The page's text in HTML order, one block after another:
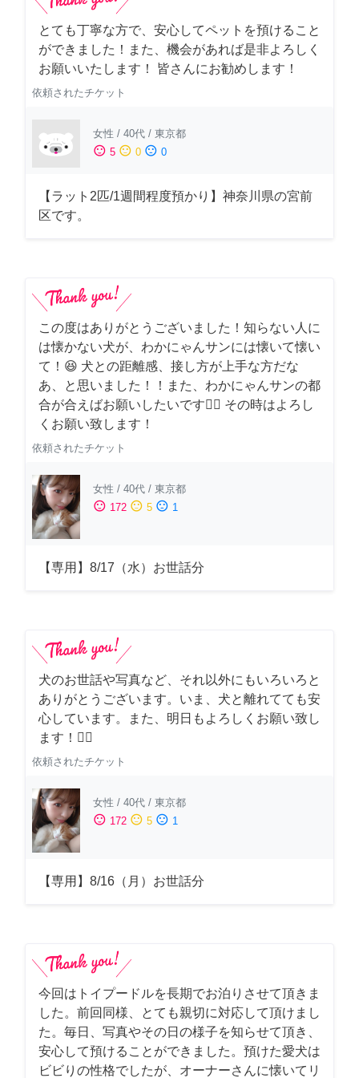
とても丁寧な方で、安心してペットを預けること
ができました！また、機会があれば是非よろしく
お願いいたします！ 皆さんにお勧めします！
依頼されたチケット
女性 / 40代 / 東京都
sentiment_satisfied 5 sentiment_neutral 0 sentiment_dissatisfied 0
【ラット2匹/1週間程度預かり】神奈川県の宮前
区です。
この度はありがとうございました！知らない人に
は懐かない犬が、わかにゃんサンには懐いて懐い
て！😆 犬との距離感、接し方が上手な方だな
あ、と思いました！！また、わかにゃんサンの都
合が合えばお願いしたいです🙇‍♂️ その時はよろし
くお願い致します！
依頼されたチケット
女性 / 40代 / 東京都
sentiment_satisfied 172 sentiment_neutral 5 sentiment_dissatisfied 1
【専用】8/17（水）お世話分
犬のお世話や写真など、それ以外にもいろいろと
ありがとうございます。いま、犬と離れてても安
心しています。また、明日もよろしくお願い致し
ます！🙇‍♂️
依頼されたチケット
女性 / 40代 / 東京都
sentiment_satisfied 172 sentiment_neutral 5 sentiment_dissatisfied 1
【専用】8/16（月）お世話分
今回はトイプードルを長期でお泊りさせて頂きま
した。前回同様、とても親切に対応して頂けまし
た。毎日、写真やその日の様子を知らせて頂き、
安心して預けることができました。預けた愛犬は
ビビりの性格でしたが、オーナーさんに懐いてリ